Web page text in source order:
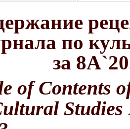
по
за
of Contents
Studies